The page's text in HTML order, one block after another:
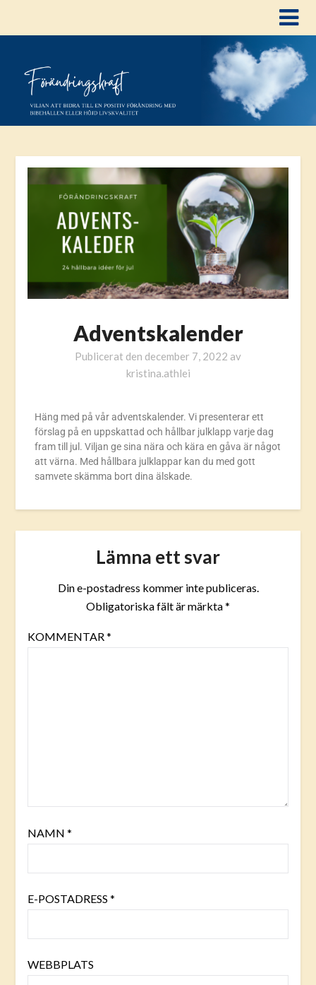
Adventskalender
Publicerat den december 7, 2022 av
kristina.athlei
Häng med på vår adventskalender. Vi presenterar ett
förslag på en uppskattad och hållbar julklapp varje dag
fram till jul. Viljan ge sina nära och kära en gåva är något
att värna. Med hållbara julklappar kan du med gott
samvete skämma bort dina älskade.
Lämna ett svar
Din e-postadress kommer inte publiceras.
Obligatoriska fält är märkta*
KOMMENTAR*
NAMN *
E-POSTADRESS *
WEBBPLATS